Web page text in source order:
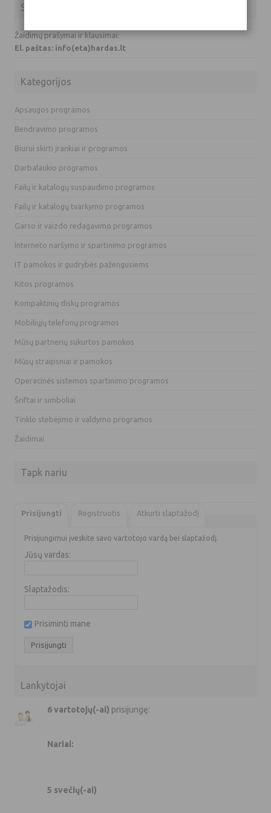
Susisiekite su mumis
Žaidimų prašymai ir klausimai:
El. paštas: info(eta)hardas.lt
Kategorijos
Apsaugos programos
Bendravimo programos
Biurui skirti įrankiai ir programos
Darbalaukio programos
Failų ir katalogų suspaudimo programos
Failų ir katalogų tvarkymo programos
Garso ir vaizdo redagavimo programos
Interneto naršymo ir spartinimo programos
IT pamokos ir gudrybės pažengusiems
Kitos programos
Kompaktinių diskų programos
Mobiliųjų telefonų programos
Mūsų partnerių sukurtos pamokos
Mūsų straipsniai ir pamokos
Operacinės sistemos spartinimo programos
Šriftai ir simboliai
Tinklo stebėjimo ir valdymo programos
Žaidimai
Tapk nariu
Prisijungti Registruotis Atkurti slaptažodį
Prisijungimui įveskite savo vartotojo vardą bei slaptažodį.
Jūsų vardas:
Slaptažodis:
Prisiminti mane
Lankytojai
6 vartotojų(-ai) prisijungę:
Nariai:
5 svečių(-ai)